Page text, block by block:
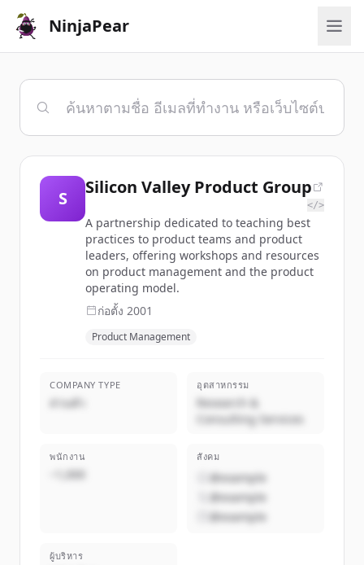
NinjaPear
S
Silicon Valley Product Group
</>
A partnership dedicated to teaching best
practices to product teams and product
leaders, offering workshops and resources
on product management and the product
operating model.
ก่อตั้ง 2001
Product Management
COMPANY TYPE
ส่วนตัว
อุตสาหกรรม
Research &
Consulting Services
พนักงาน
~1,000
สังคม
@example
@example
@example
ผู้บริหาร